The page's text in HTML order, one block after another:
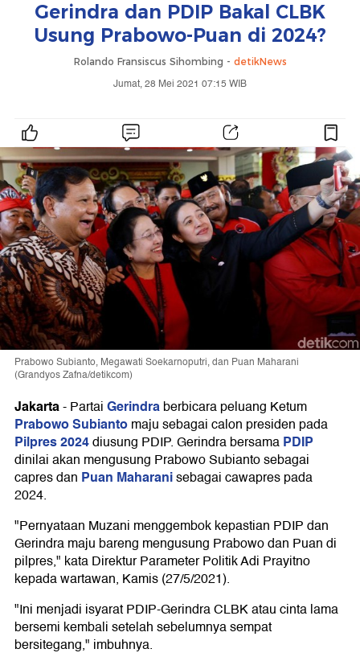
Gerindra dan PDIP Bakal CLBK
Usung Prabowo-Puan di 2024?
Rolando Fransiscus Sihombing - detikNews
Jumat, 28 Mei 2021 07:15 WIB
Prabowo Subianto, Megawati Soekarnoputri, dan Puan Maharani
(Grandyos Zafna/detikcom)
Jakarta-PartaiGerindraberbicara peluang Ketum
Prabowo Subiantomaju sebagai calon presiden pada
Pilpres 2024diusung PDIP. Gerindra bersamaPDIP
dinilai akan mengusung Prabowo Subianto sebagai
capres dan Puan Maharanisebagai cawapres pada
2024.
"Pernyataan Muzani menggembok kepastian PDIP dan
Gerindra maju bareng mengusung Prabowo dan Puan di
pilpres," kata Direktur Parameter Politik Adi Prayitno
kepada wartawan, Kamis (27/5/2021).
"Ini menjadi isyarat PDIP-Gerindra CLBK atau cinta lama
bersemi kembali setelah sebelumnya sempat
bersitegang," imbuhnya.